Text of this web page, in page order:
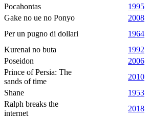
Pocahontas
1995
Gake no ue no Ponyo
2008
Per un pugno di dollari
1964
Kurenai no buta
1992
Poseidon
2006
Prince of Persia: The
sands of time
2010
Shane
1953
Ralph breaks the
internet
2018